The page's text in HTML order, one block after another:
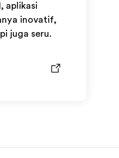
aplikasi
inovatif,
juga seru.